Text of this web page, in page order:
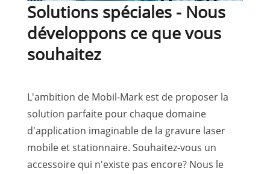
Solutions spéciales - Nous
développons ce que vous
souhaitez
L'ambition de Mobil-Mark est de proposer la
solution parfaite pour chaque domaine
d'application imaginable de la gravure laser
mobile et stationnaire. Souhaitez-vous un
accessoire qui n'existe pas encore? Nous le